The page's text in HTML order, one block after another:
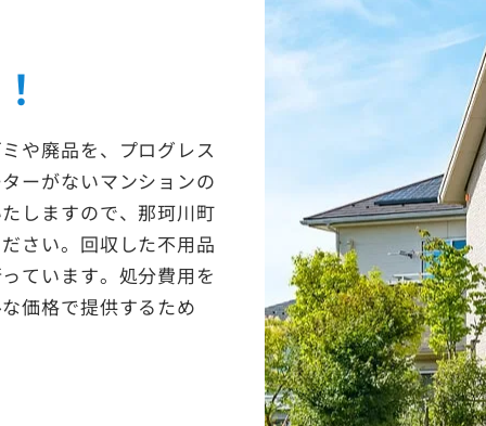
や廃品を、プログレス
ーがないマンションの
しますので、那珂川町
さい。回収した不用品
ています。処分費用を
価格で提供するため